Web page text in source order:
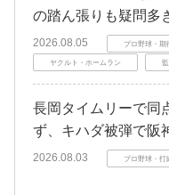
の踏ん張りも疑問多
2026.08.05 プロ野球・期
ヤクルト・ホームラン
長岡タイムリーで同
ず、キハダ被弾で阪
2026.08.03 プロ野球・打